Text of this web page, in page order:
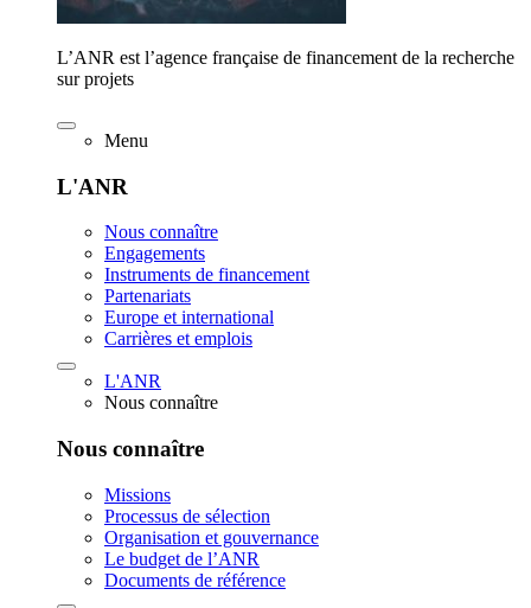
L’ANR est l’agence française de financement de la recherche
sur projets
Menu
L'ANR
Nous connaître
Engagements
Instruments de financement
Partenariats
Europe et international
Carrières et emplois
L'ANR
Nous connaître
Nous connaître
Missions
Processus de sélection
Organisation et gouvernance
Le budget de l’ANR
Documents de référence